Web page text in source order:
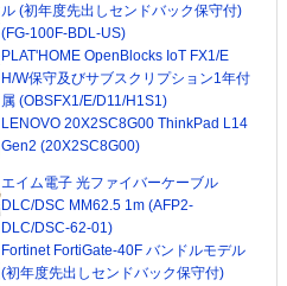
ル (初年度先出しセンドバック保守付)
(FG-100F-BDL-US)
PLAT'HOME OpenBlocks IoT FX1/E
H/W保守及びサブスクリプション1年付
属 (OBSFX1/E/D11/H1S1)
LENOVO 20X2SC8G00 ThinkPad L14
Gen2 (20X2SC8G00)
エイム電子 光ファイバーケーブル
DLC/DSC MM62.5 1m (AFP2-
DLC/DSC-62-01)
Fortinet FortiGate-40F バンドルモデル
(初年度先出しセンドバック保守付)